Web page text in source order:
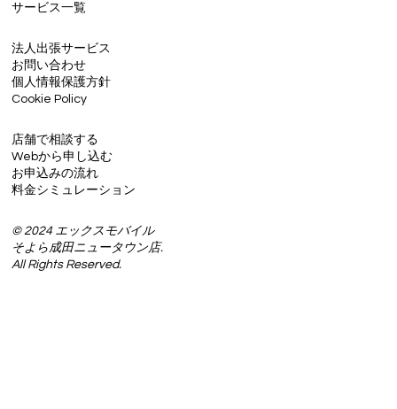
サービス一覧
法人出張サービス
お問い合わせ
個人情報保護方針
Cookie Policy
店舗で相談する
Webから申し込む
お申込みの流れ
料金シミュレーション
© 2024 エックスモバイル
そよら成田ニュータウン店.
All Rights Reserved.